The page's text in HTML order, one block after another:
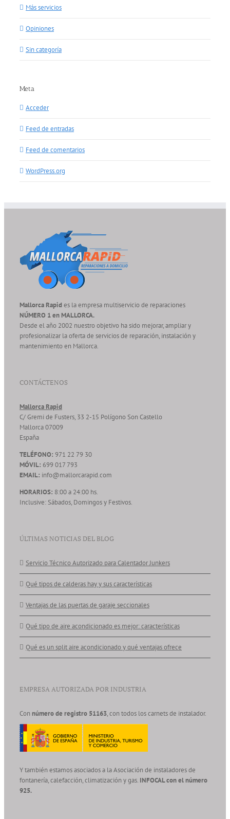
Más servicios
Opiniones
Sin categoría
Meta
Acceder
Feed de entradas
Feed de comentarios
WordPress.org
Mallorca Rapides la empresa multiservicio de reparaciones
NÚMERO 1 en MALLORCA.
Desde el año 2002 nuestro objetivo ha sido mejorar, ampliar y
profesionalizar la oferta de servicios de reparación, instalación y
mantenimiento en Mallorca.
CONTÁCTENOS
Mallorca Rapid
C/ Gremi de Fusters, 33 2-15 Polígono Son Castello
Mallorca07009
España
TELÉFONO: 971 22 79 30
MÓVIL: 699 017 793
EMAIL: info@mallorcarapid.com
HORARIOS: 8:00 a 24:00 hs.
Inclusive: Sábados, Domingos y Festivos.
ÚLTIMAS NOTICIAS DEL BLOG
Servicio Técnico Autorizado para Calentador Junkers
Qué tipos de calderas hay y sus características
Ventajas de las puertas de garaje seccionales
Qué tipo de aire acondicionado es mejor: características
Qué es un split aire acondicionado y qué ventajas ofrece
EMPRESA AUTORIZADA POR INDUSTRIA
Con número de registro 51163, con todos los carnets de instalador.
Y también estamos asociados a la Asociación de instaladores de
fontanería, calefacción, climatización y gas. INFOCAL con el número
925.